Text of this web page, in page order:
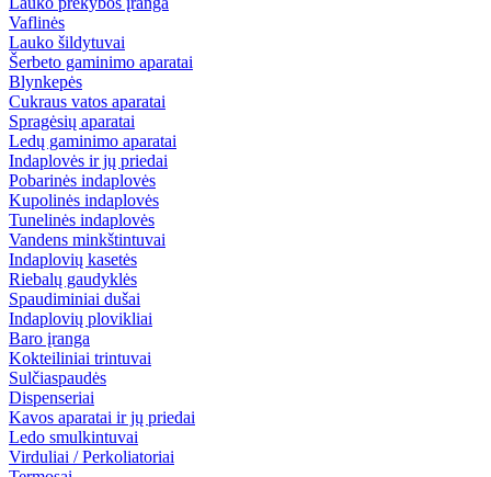
Vaflinės
Lauko šildytuvai
Šerbeto gaminimo aparatai
Blynkepės
Cukraus vatos aparatai
Spragėsių aparatai
Ledų gaminimo aparatai
Indaplovės ir jų priedai
Pobarinės indaplovės
Kupolinės indaplovės
Tunelinės indaplovės
Vandens minkštintuvai
Indaplovių kasetės
Riebalų gaudyklės
Spaudiminiai dušai
Indaplovių plovikliai
Baro įranga
Kokteiliniai trintuvai
Sulčiaspaudės
Dispenseriai
Kavos aparatai ir jų priedai
Ledo smulkintuvai
Virduliai / Perkoliatoriai